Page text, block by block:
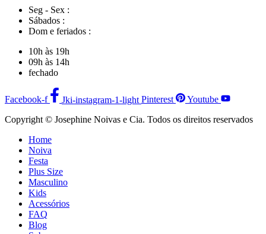
Seg - Sex :
Sábados :
Dom e feriados :
10h às 19h
09h às 14h
fechado
Facebook-f Jki-instagram-1-light Pinterest
Youtube
Copyright © Josephine Noivas e Cia. Todos os direitos reservados
Home
Noiva
Festa
Plus Size
Masculino
Kids
Acessórios
FAQ
Blog